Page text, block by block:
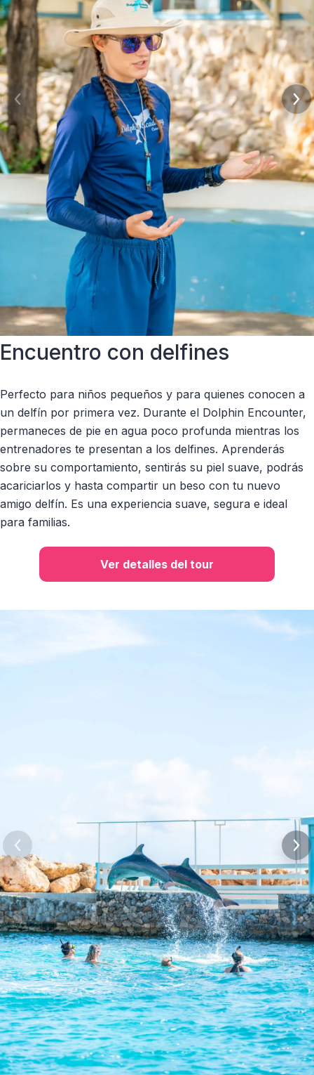
interactuar con ellos en su laguna natural. Les hará diferentes
señales con las manos y verá cómo reaccionan. Una gran
oportunidad para tocar, interactuar, nadar y disfrutar de su
tiempo con estos adorables mamíferos marinos. durante la
excursión de snorkel con delfines podrá disfrutar de la
oportunidad de aprender más sobre los delfines mulares
mientras bucea libremente en su laguna natural. Los delfines
se sumergirán junto a usted, lo que le permitirá acariciarlos e
interactuar con ellos bajo el agua. Además, aprenderá más
sobre la ecolocalización de los delfines a través de una
actividad divertida, educativa e interactiva.
Encuentro con delfines
Perfecto para niños pequeños y para quienes conocen a
un delfín por primera vez. Durante el Dolphin Encounter,
permaneces de pie en agua poco profunda mientras los
entrenadores te presentan a los delfines. Aprenderás
sobre su comportamiento, sentirás su piel suave, podrás
acariciarlos y hasta compartir un beso con tu nuevo
amigo delfín. Es una experiencia suave, segura e ideal
para familias.
Ver detalles del tour